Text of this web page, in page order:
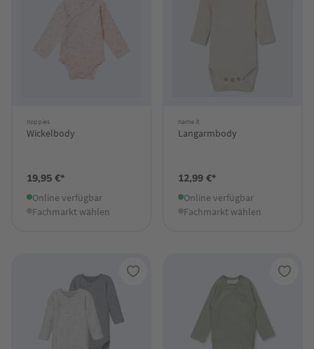
noppies
Wickelbody
19,95 €*
Online verfügbar
Fachmarkt wählen
name it
Langarmbody
12,99 €*
Online verfügbar
Fachmarkt wählen